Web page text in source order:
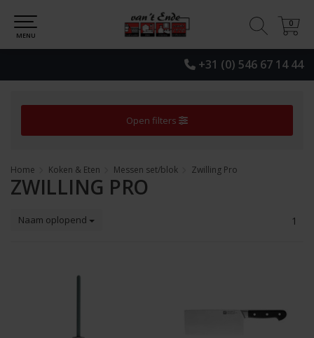
+31 (0) 546 67 14 44
0
0
MENU
Open filters
Home Koken & Eten Messen set/blok Zwilling Pro
ZWILLING PRO
Naam oplopend 1